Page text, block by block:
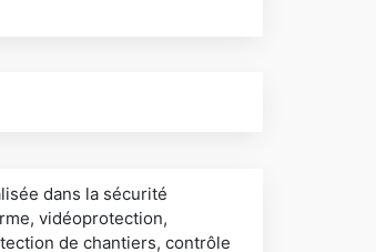
dans la sécurité
vidéoprotection,
de chantiers, contrôle